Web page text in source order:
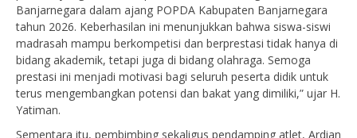
Banjarnegara dalam ajang POPDA Kabupaten Banjarnegara
tahun 2026. Keberhasilan ini menunjukkan bahwa siswa-siswi
madrasah mampu berkompetisi dan berprestasi tidak hanya di
bidang akademik, tetapi juga di bidang olahraga. Semoga
prestasi ini menjadi motivasi bagi seluruh peserta didik untuk
terus mengembangkan potensi dan bakat yang dimiliki,” ujar H.
Yatiman.
Sementara itu, pembimbing sekaligus pendamping atlet, Ardian